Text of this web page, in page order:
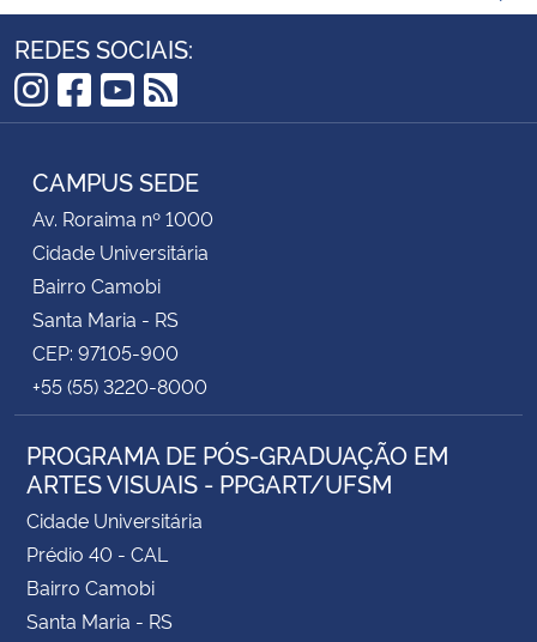
REDES SOCIAIS:
Instagram
Facebook
YouTube
RSS
CAMPUS SEDE
Av. Roraima nº 1000
Cidade Universitária
Bairro Camobi
Santa Maria - RS
CEP: 97105-900
+55 (55) 3220-8000
PROGRAMA DE PÓS-GRADUAÇÃO EM
ARTES VISUAIS - PPGART/UFSM
Cidade Universitária
Prédio 40 - CAL
Bairro Camobi
Santa Maria - RS